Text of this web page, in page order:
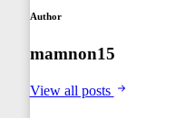
Author
mamnon15
View all posts